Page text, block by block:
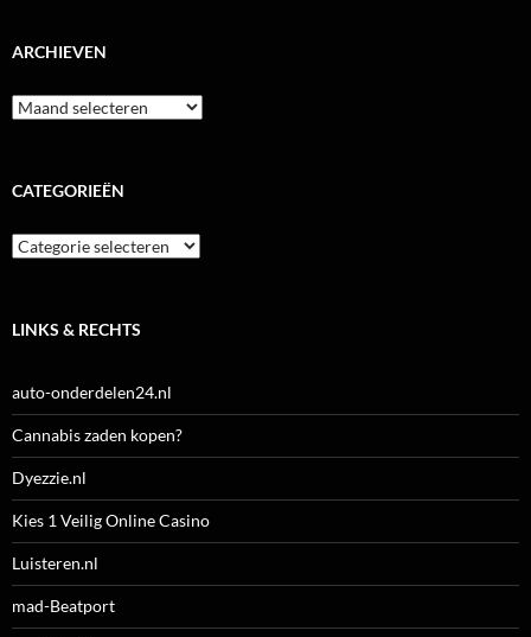
ARCHIEVEN
Archieven
CATEGORIEËN
Categorieën
LINKS & RECHTS
auto-onderdelen24.nl
Cannabis zaden kopen?
Dyezzie.nl
Kies 1 Veilig Online Casino
Luisteren.nl
mad-Beatport